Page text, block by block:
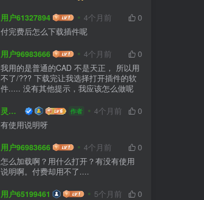
PS精简版Adobe Photoshop Elements 2024破解版中文免序列号激活v24.0.0
用户61327894 4个月前
0
付完费后怎么下载插件呢
用户96983666 4个月前
0
我用的是普通的CAD 不是天正， 所以用
不了/??? 下载完让我选择打开插件的软
件..... 没有其他提示，我应该怎么做呢
灵感屋 作者 4个月前
0
有使用说明呀
用户96983666 4个月前
0
怎么加载啊？用什么打开？有没有使用
说明啊。付费却用不了....
用户65199461 5个月前
0